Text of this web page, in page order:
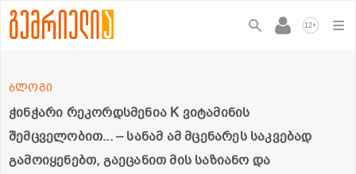
12+
ჭინჭარი რეკორდსმენია K ვიტამინის
შემცველობით... – სანამ ამ მცენარეს საკვებად
გამოიყენებთ, გაეცანით მის საზიანო და
ბლოგი